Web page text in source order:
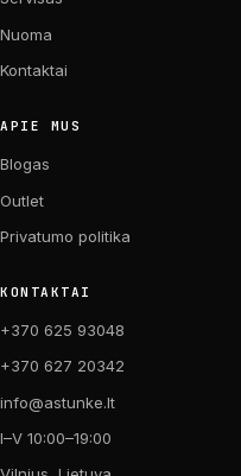
Nuoma
Kontaktai
APIE MUS
Blogas
Outlet
Privatumo politika
KONTAKTAI
+370 625 93048
+370 627 20342
info@astunke.lt
I–V 10:00–19:00